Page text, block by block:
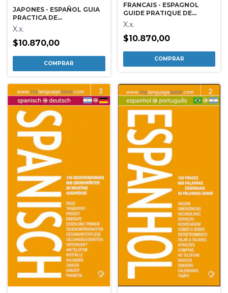
JAPONES - ESPAÑOL GUIA
PRACTICA DE
CONVERSACION
X.x.
$10.870,00
FRANCAIS - ESPAGNOL
GUIDE PRATIQUE DE
CONVERSATION -FRANCES-
X.x.
$10.870,00